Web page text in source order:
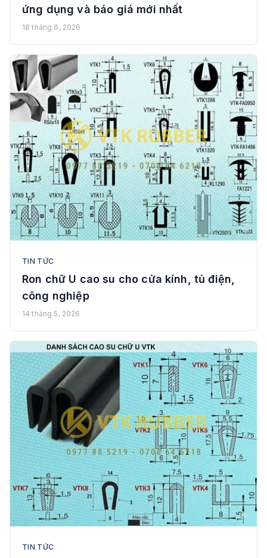
ứng dụng và báo giá mới nhất
18 tháng 6, 2026
TIN TỨC
Ron chữ U cao su cho cửa kính, tủ điện,
công nghiệp
14 tháng 5, 2026
TIN TỨC